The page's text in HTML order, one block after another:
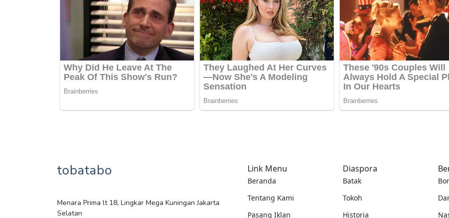
tobatabo
Menara Prima lt 18, Lingkar Mega Kuningan Jakarta
Selatan
Link Menu
Beranda
Tentang Kami
Pasang Iklan
Diaspora
Batak
Tokoh
Historia